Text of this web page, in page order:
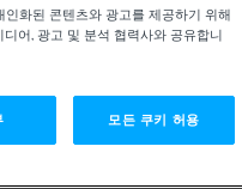
화된 콘텐츠와 광고를 제공하기 위해
어, 광고 및 분석 협력사와 공유합니
모든 쿠키 허용